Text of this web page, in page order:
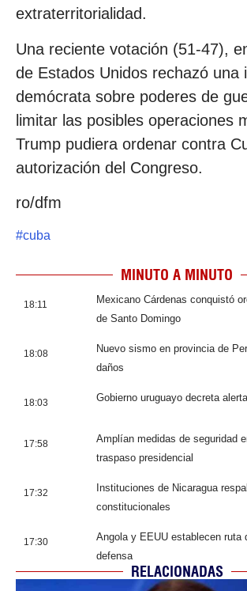
extraterritorialidad.
Una reciente votación (51-47),
de Estados Unidos rechazó una
demócrata sobre poderes de
limitar las posibles operaciones
Trump pudiera ordenar contra
autorización del Congreso.
ro/dfm
#cuba
MINUTO A MINUTO
18:11
Mexicano Cárdenas conquistó
de Santo Domingo
18:08
Nuevo sismo en provincia de
daños
18:03 Gobierno uruguayo decreta
17:58
Amplían medidas de seguridad
traspaso presidencial
17:32
Instituciones de Nicaragua
constitucionales
17:30
Angola y EEUU establecen ruta
defensa
RELACIONADAS